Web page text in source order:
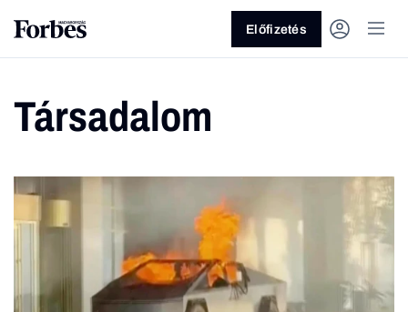
Vagy fedezze fel a következő
témákat
Pénz Zöld Legyél jobb!
Előfizetés
Társadalom